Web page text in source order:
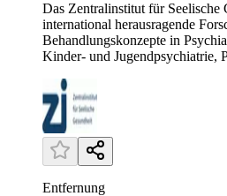
Das Zentralinstitut für Seelische
international herausragende
Behandlungskonzepte in
Kinder- und Jugendpsychiatrie,
Entfernung